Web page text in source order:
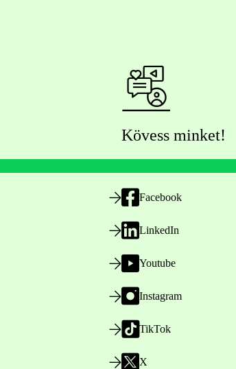
Kövess minket!
Facebook
LinkedIn
Youtube
Instagram
TikTok
X